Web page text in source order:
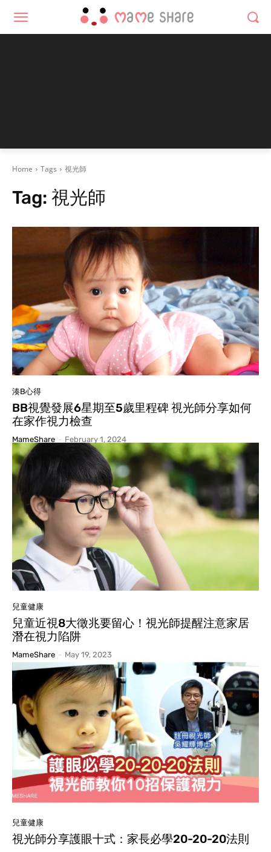
Home Tags 視光師
Tag: 視光師
湊B心得
BB視覺發展6星期至5歲里程碑 視光師分享如何
在家作視力檢查
MameShare - February 1, 2024
兒童健康
兒童近視8大徵兆要留心！視光師提醒注意家居
潛在視力陷阱
MameShare - May 19, 2023
兒童健康
視光師分享護眼十式：家長必學20-20-20法則